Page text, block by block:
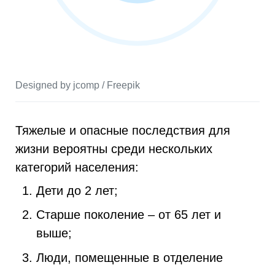
Designed by jcomp / Freepik
Тяжелые и опасные последствия для
жизни вероятны среди нескольких
категорий населения:
Дети до 2 лет;
Старше поколение – от 65 лет и
выше;
Люди, помещенные в отделение